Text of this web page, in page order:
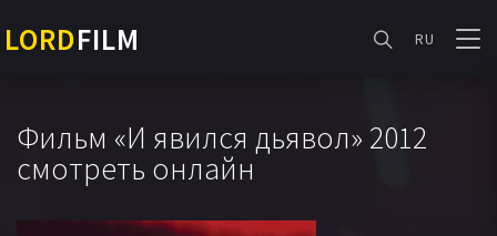
LORDFILM RU
Фильм «И явился дьявол» 2012
смотреть онлайн